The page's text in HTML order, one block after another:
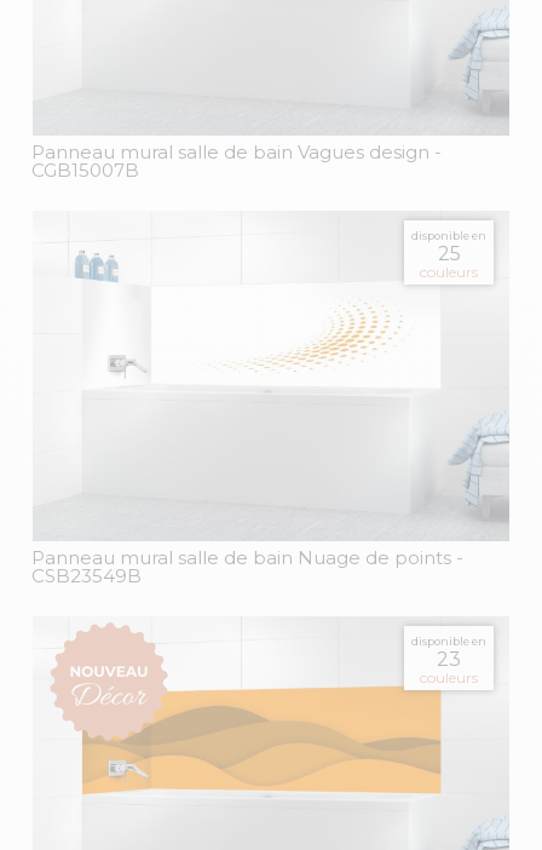
Panneau mural salle de bain Vagues design -
CGB15007B
disponible en
25
couleurs
Panneau mural salle de bain Nuage de points -
CSB23549B
disponible en
23
couleurs